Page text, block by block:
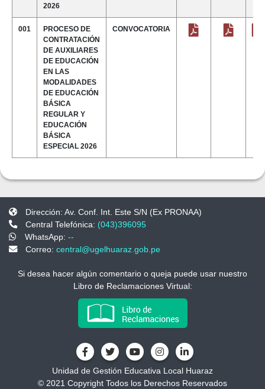
2026
001
PROCESO DE
CONTRATACIÓN
DE AUXILIARES
DE EDUCACIÓN
EN LAS
MODALIDADES
DE EDUCACIÓN
BÁSICA
REGULAR Y
EDUCACIÓN
BÁSICA
ESPECIAL 2026
CONVOCATORIA
Dirección: Av. Conf. Int. Este S/N (Ex PRONAA)
Central Telefónica: (043)396095
WhatsApp: --
Correo: central@ugelhuaraz.gob.pe
Si desea hacer algún comentario o queja puede usar nuestro
Libro de Reclamaciones Virtual:
Unidad de Gestión Educativa Local Huaraz
© 2021 Copyright Todos los Derechos Reservados